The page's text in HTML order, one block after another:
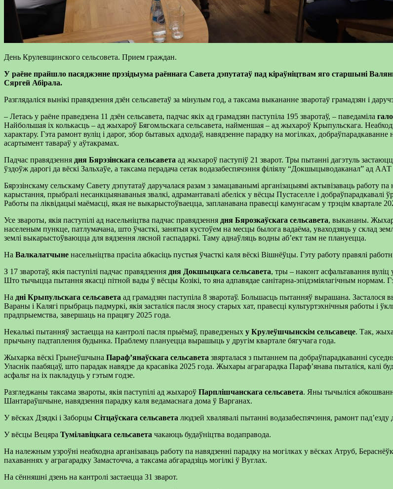
День Крулевщинского сельсовета. Прием граждан.
У раёне прайшло пасяджэнне прэзідыума раённага Савета дэпутатаў пад кіраўніцтвам яго старшыні
Сяргей Абірала.
Разглядаліся вынікі правядзення дзён сельсаветаў за мінулым год, а таксама выкананне зваротаў грамадзян і
– Летась у раёне праведзена 11 дзён сельсавета, падчас якіх ад грамадзян паступіла 195 зваротаў, – паведаміла
Найбольшая іх колькасць – ад жыхароў Бягомльскага сельсавета, найменшая – ад жыхароў Крыпульскага.
характару. Гэта рамонт вуліц і дарог, збор бытавых адходаў, навядзенне парадку на могілках,
асартымент тавараў у аўтакрамах.
Падчас правядзення дня Бярэзінскага сельсавета ад жыхароў паступіў 21 зварот. Тры пытанні дагэтуль
ўздоўж дарогі да вёскі Зальхаўе, а таксама перадача сетак водазабеспячэння філіялу “Докшыцыводаканал” ад
Бярэзінскаму сельскаму Савету дэпутатаў даручалася разам з замацаванымі арганізацыямі актывізаваць работу
карыстання, прыбралі несанкцыянаваныя звалкі, адрамантавалі абеліск у вёсцы Пустаселле і
Работы па ліквідацыі маёмасці, якая не выкарыстоўваецца, запланавана правесці камунгасам у трэцім квартале
Усе звароты, якія паступілі ад насельніцтва падчас правядзення дня Бярозкаўскага сельсавета, выкананы.
населеным пункце, патлумачана, што ўчасткі, занятыя кустоўем на месцы былога вадаёма, уваходзяць у склад
землі выкарыстоўваюцца для вядзення лясной гаспадаркі. Таму аднаўляць водны аб’ект там не плануецца.
На Валкалатчыне насельніцтва прасіла абкасіць пустыя ўчасткі каля вёскі Вішнёўцы. Гэту работу правялі
З 17 зваротаў, якія паступілі падчас правядзення дня Докшыцкага сельсавета, тры – наконт асфальтавання
Што тычыцца пытання якасці пітной вады ў вёсцы Козікі, то яна адпавядае санітарна-эпідэміялагічным нормам.
На дні Крыпульскага сельсавета ад грамадзян паступіла 8 зваротаў. Большасць пытанняў вырашана.
Вараны і Калягі прыбраць падмуркі, якія засталіся пасля зносу старых хат, правесці культуртэхнічныя работы і
прадпрыемства, завершаць на працягу 2025 года.
Некалькі пытанняў застаецца на кантролі пасля прыёмаў, праведзеных у Крулеўшчынскім сельсавеце. Так,
прычыну падтаплення будынка. Праблему плануецца вырашыць у другім квартале бягучага года.
Жыхарка вёскі Грынеўшчына Параф’янаўскага сельсавета звярталася з пытаннем па добраўпарадкаванні
Уласнік паабяцаў, што парадак навядзе да красавіка 2025 года. Жыхары аграгарадка Параф’янава пыталіся,
асфальт на іх пакладуць у гэтым годзе.
Разгледжаны таксама звароты, якія паступілі ад жыхароў Парплішчанскага сельсавета. Яны тычыліся
Шантараўшчыне, навядзення парадку каля ведамаснага дома ў Варганах.
У вёсках Дзядкі і Заборцы Сітцаўскага сельсавета людзей хвалявалі пытанні водазабеспячэння, рамонт пад’езду
У вёсцы Вецяра Тумілавіцкага сельсавета чакаюць будаўніцтва водаправода.
На належным узроўні неабходна арганізаваць работу па навядзенні парадку на могілках у вёсках Атруб,
пахаваннях у аграгарадку Замасточча, а таксама абгарадзіць могілкі ў Вуглах.
На сённяшні дзень на кантролі застаецца 31 зварот.